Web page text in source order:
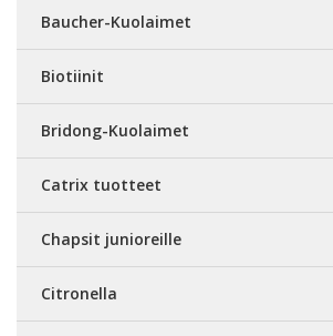
Baucher-Kuolaimet
Biotiinit
Bridong-Kuolaimet
Catrix tuotteet
Chapsit junioreille
Citronella